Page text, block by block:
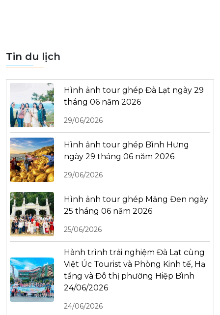
Tin du lịch
Hình ảnh tour ghép Đà Lạt ngày 29
tháng 06 năm 2026
29/06/2026
Hình ảnh tour ghép Bình Hưng
ngày 29 tháng 06 năm 2026
29/06/2026
Hình ảnh tour ghép Măng Đen ngày
25 tháng 06 năm 2026
25/06/2026
Hành trình trải nghiệm Đà Lạt cùng
Việt Úc Tourist và Phòng Kinh tế, Hạ
tầng và Đô thị phường Hiệp Bình
24/06/2026
24/06/2026